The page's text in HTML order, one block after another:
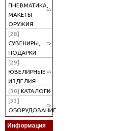
ПНЕВМАТИКА,
МАКЕТЫ
ОРУЖИЯ
[28]
СУВЕНИРЫ,
ПОДАРКИ
[29]
ЮВЕЛИРНЫЕ
ИЗДЕЛИЯ
[30] КАТАЛОГИ
[33]
ОБОРУДОВАНИЕ
Информация